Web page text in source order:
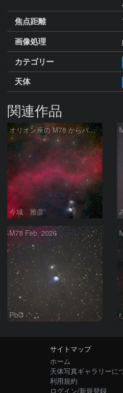
焦点距離
画像処理
カテゴリー
天体
関連作品
オリオン座の M78 からバーナードループをまたいで LDN1622あたり
今城 雅彦
M78 Feb. 2026
PbO
サイトマップ
ホーム
天体写真ギャラリーに
利用規約
ログイン/新規登録